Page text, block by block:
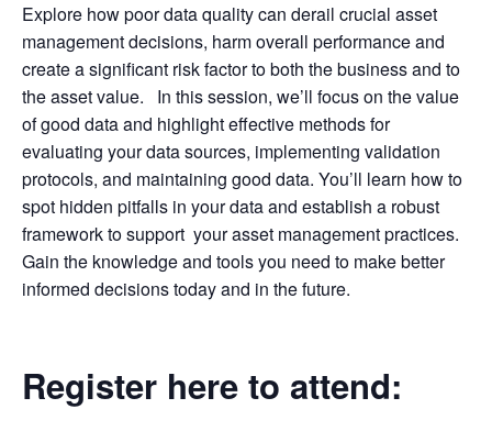
Explore how poor data quality can derail crucial asset
management decisions, harm overall performance and
create a significant risk factor to both the business and to
the asset value. In this session, we’ll focus on the value
of good data and highlight effective methods for
evaluating your data sources, implementing validation
protocols, and maintaining good data. You’ll learn how to
spot hidden pitfalls in your data and establish a robust
framework to support your asset management practices.
Gain the knowledge and tools you need to make better
informed decisions today and in the future.
Register here to attend: